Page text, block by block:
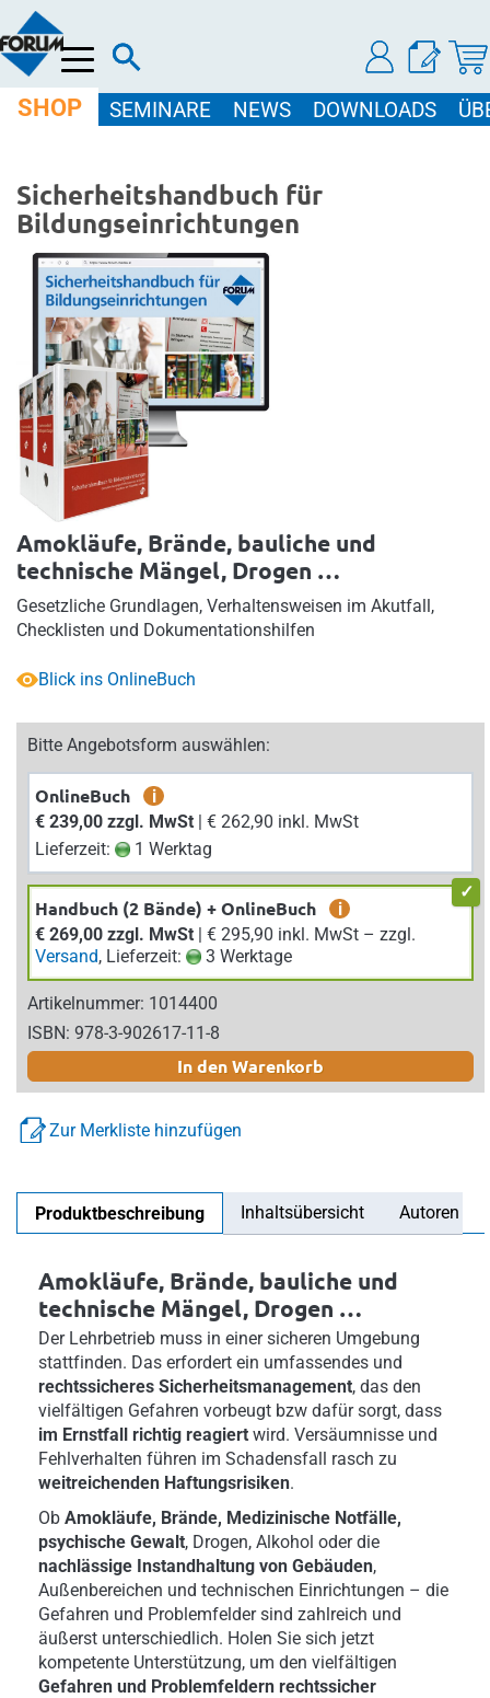
Menü
SHOP SEMINARE NEWS DOWNLOADS
Sicherheitshandbuch für
Bildungseinrichtungen
Amokläufe, Brände, bauliche und
technische Mängel, Drogen …
Gesetzliche Grundlagen, Verhaltensweisen im Akutfall,
Checklisten und Dokumentationshilfen
Blick ins OnlineBuch
Bitte Angebotsform auswählen:
OnlineBuch
i
€ 239,00 zzgl. MwSt
| € 262,90 inkl. MwSt
Lieferzeit:
1 Werktag
Handbuch (2 Bände) + OnlineBuch
i
€ 269,00 zzgl. MwSt
| € 295,90 inkl. MwSt – zzgl.
Versand, Lieferzeit: 3 Werktage
Artikelnummer: 1014400
ISBN: 978-3-902617-11-8
In den Warenkorb
Zur Merkliste hinzufügen
Produktbeschreibung Inhaltsübersicht Autoren
Amokläufe, Brände, bauliche und
technische Mängel, Drogen …
Der Lehrbetrieb muss in einer sicheren Umgebung
stattfinden. Das erfordert ein umfassendes und
rechtssicheres Sicherheitsmanagement, das den
vielfältigen Gefahren vorbeugt bzw dafür sorgt, dass
im Ernstfall richtig reagiert wird. Versäumnisse und
Fehlverhalten führen im Schadensfall rasch zu
weitreichenden Haftungsrisiken.
Ob Amokläufe, Brände, Medizinische Notfälle,
psychische Gewalt, Drogen, Alkohol oder die
nachlässige Instandhaltung von Gebäuden,
Außenbereichen und technischen Einrichtungen – die
Gefahren und Problemfelder sind zahlreich und
äußerst unterschiedlich. Holen Sie sich jetzt
kompetente Unterstützung, um den vielfältigen
Gefahren und Problemfeldern rechtssicher